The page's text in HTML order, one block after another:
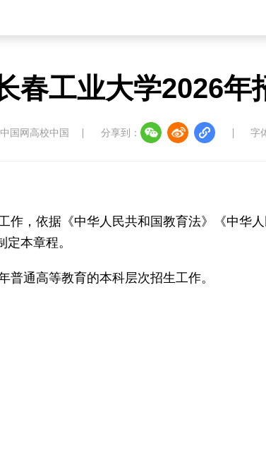
春工业大学2026年
国网高校中国 分享到： 字
作，依据《中华人民共和国教育法》《中华
本章程。
普通高等教育的本科层次招生工作。